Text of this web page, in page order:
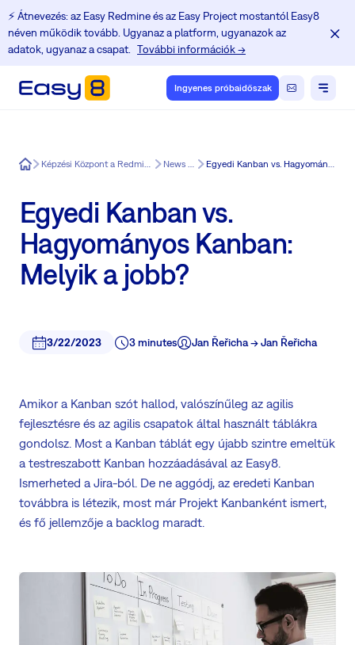
⚡️ Átnevezés: az Easy Redmine és az Easy Project mostantól Easy8
néven működik tovább. Ugyanaz a platform, ugyanazok az
adatok, ugyanaz a csapat.
További információk →
Ingyenes próbaidőszak
Easy8 Képzési Központ a Redmine felhasználók számára News in Easy8 Egyedi Kanban vs. Hagyományos Kanban: Melyik a jobb?
Egyedi Kanban vs.
Hagyományos Kanban:
Melyik a jobb?
3/22/2023 3 minutes Jan Řeřicha -> Jan Řeřicha
Amikor a Kanban szót hallod, valószínűleg az agilis
fejlesztésre és az agilis csapatok által használt táblákra
gondolsz. Most a Kanban táblát egy újabb szintre emeltük
a testreszabott Kanban hozzáadásával az Easy8.
Ismerheted a Jira-ból. De ne aggódj, az eredeti Kanban
továbbra is létezik, most már Projekt Kanbanként ismert,
és fő jellemzője a backlog maradt.